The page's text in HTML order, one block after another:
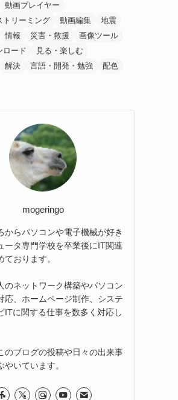
動画プレイヤー
トリーミング
動画編集
地震
情報 災害・救援
画像ツール
ロード
見る・楽しむ
解決 言語・開発・勉強
配色
mogeringo
からパソコンや電子機械が好き
ータ専門学校を卒業後にIT関連
ております。
のネットワーク構築やパソコン
応、ホームページ制作、システ
ITに関する仕事を数多く対応し
のブログの投稿や日々の出来事
やいています。